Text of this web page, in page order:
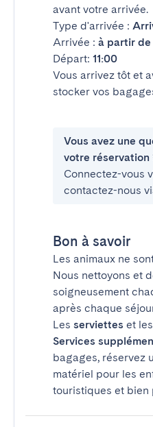
avant votre arrivée.
Type d'arrivée :
Arrivée : à partir de
Départ: 11:00
Vous arrivez tôt et
stocker vos
Vous avez une
votre réservation
Connectez-vous
contactez-nous
Bon à savoir
Les animaux ne
Nous nettoyons et
soigneusement
après chaque
Les serviettes et
Services
bagages, réservez
matériel pour les
touristiques et bien